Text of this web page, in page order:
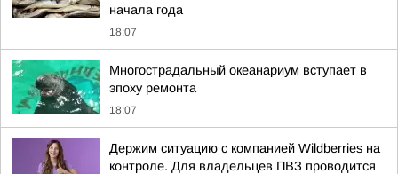
начала года
18:07
Многострадальный океанариум вступает в
эпоху ремонта
18:07
Держим ситуацию с компанией Wildberries на
контроле. Для владельцев ПВЗ проводится